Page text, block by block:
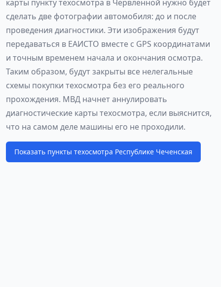
карты пункту техосмотра в Червленной нужно будет
сделать две фотографии автомобиля: до и после
проведения диагностики. Эти изображения будут
передаваться в ЕАИСТО вместе с GPS координатами
и точным временем начала и окончания осмотра.
Таким образом, будут закрыты все нелегальные
схемы покупки техосмотра без его реального
прохождения. МВД начнет аннулировать
диагностические карты техосмотра, если выяснится,
что на самом деле машины его не проходили.
Показать пункты техосмотра Республике Чеченская